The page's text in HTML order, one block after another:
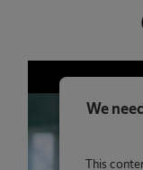
We
This